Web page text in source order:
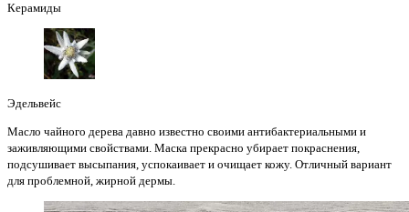
Керамиды
Эдельвейс
Масло чайного дерева давно известно своими антибактериальными и
заживляющими свойствами. Маска прекрасно убирает покраснения,
подсушивает высыпания, успокаивает и очищает кожу. Отличный вариант
для проблемной, жирной дермы.